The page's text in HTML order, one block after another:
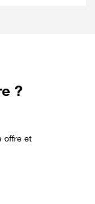
?
offre et